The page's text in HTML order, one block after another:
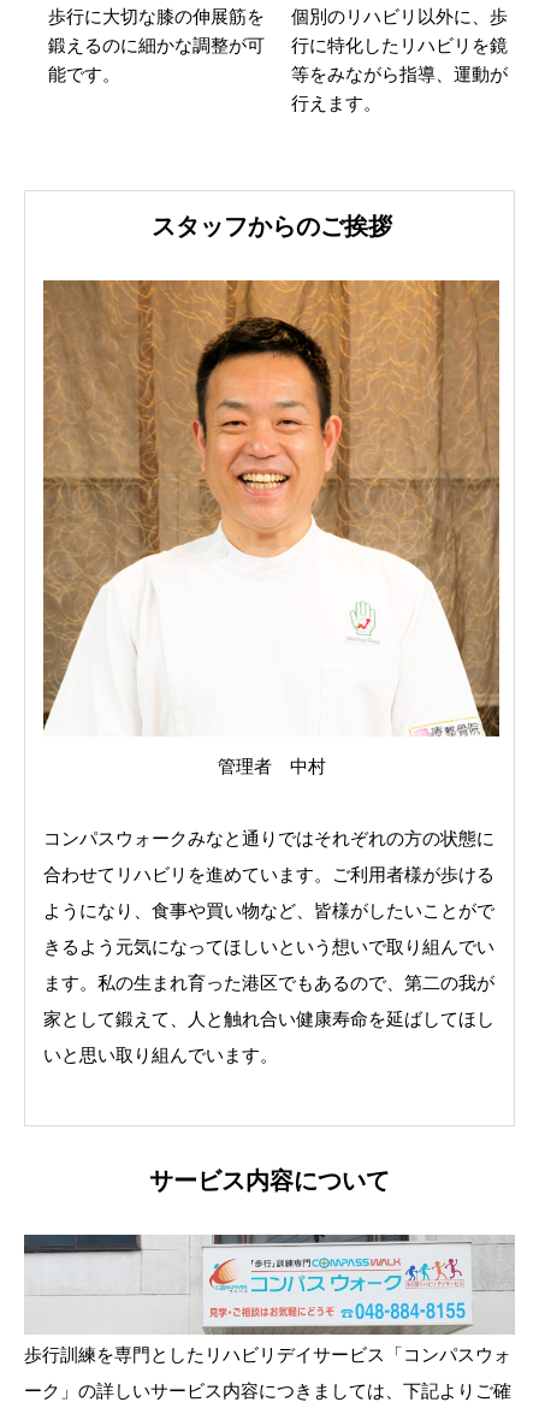
歩行に大切な膝の伸展筋を
鍛えるのに細かな調整が可
能です。
個別のリハビリ以外に、歩
行に特化したリハビリを鏡
等をみながら指導、運動が
行えます。
スタッフからのご挨拶
管理者 中村
コンパスウォークみなと通りではそれぞれの方の状態に
合わせてリハビリを進めています。ご利用者様が歩ける
ようになり、食事や買い物など、皆様がしたいことがで
きるよう元気になってほしいという想いで取り組んでい
ます。私の生まれ育った港区でもあるので、第二の我が
家として鍛えて、人と触れ合い健康寿命を延ばしてほし
いと思い取り組んでいます。
サービス内容について
歩行訓練を専門としたリハビリデイサービス「コンパスウォ
ーク」の詳しいサービス内容につきましては、下記よりご確